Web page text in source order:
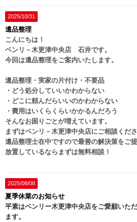
2025/10/31
遺品整理
こんにちは！
ベンリ－木更津中央店 石井です。
今回は遺品整理をご案内いたします。
遺品整理・実家の片付け・不要品
・どう処分していいかわからない
・どこに頼んだらいいのかわからない
・費用はいくらくらいかかるんだろう
そんなお困りごとが増えています。
まずはベンリ－木更津中央店にご相談くださ
遺品整理士在中ですので最善の解決策をご提
放置しているならまずは無料相談！
2025/08/08
夏季休業のお知らせ
平素はベンリー木更津中央店をご愛顧いた
ます。